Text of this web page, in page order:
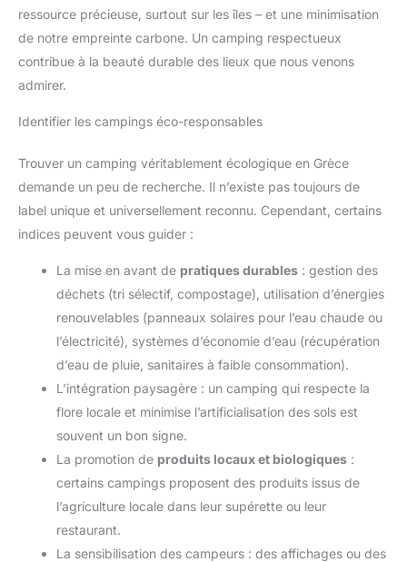
ressource précieuse, surtout sur les îles – et une minimisation
de notre empreinte carbone. Un camping respectueux
contribue à la beauté durable des lieux que nous venons
admirer.
Identifier les campings éco-responsables
Trouver un camping véritablement écologique en Grèce
demande un peu de recherche. Il n’existe pas toujours de
label unique et universellement reconnu. Cependant, certains
indices peuvent vous guider :
La mise en avant de pratiques durables : gestion des
déchets (tri sélectif, compostage), utilisation d’énergies
renouvelables (panneaux solaires pour l’eau chaude ou
l’électricité), systèmes d’économie d’eau (récupération
d’eau de pluie, sanitaires à faible consommation).
L’intégration paysagère : un camping qui respecte la
flore locale et minimise l’artificialisation des sols est
souvent un bon signe.
La promotion de produits locaux et biologiques :
certains campings proposent des produits issus de
l’agriculture locale dans leur supérette ou leur
restaurant.
La sensibilisation des campeurs : des affichages ou des